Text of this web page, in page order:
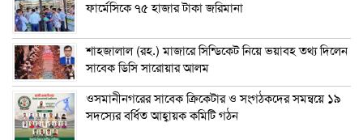
ফার্মেসিকে ৭৫ হাজার টাকা জরিমানা
শাহজালাল (রহ.) মাজারে সিন্ডিকেট নিয়ে ভয়াবহ তথ্য দিলেন
সাবেক ডিসি সারোয়ার আলম
ওসমানীনগরের সাবেক ক্রিকেটার ও সংগঠকদের সমন্বয়ে ১৯
সদস্যের বর্ধিত আহ্বায়ক কমিটি গঠন